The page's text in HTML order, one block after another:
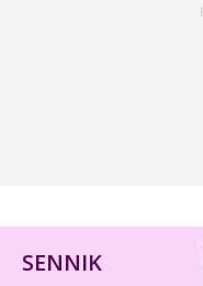
SENNIK